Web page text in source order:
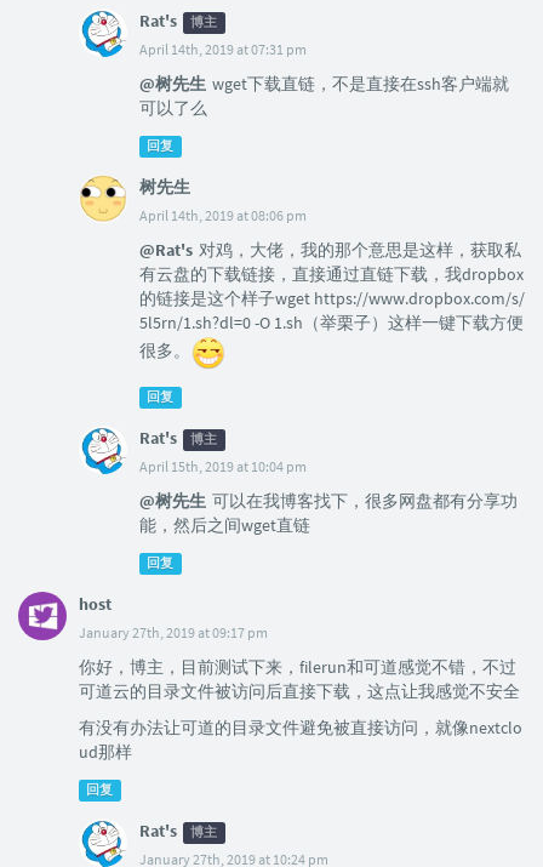
Rat's 博主
April 14th, 2019 at 07:31 pm
@树先生 wget下载直链，不是直接在ssh客户端就
可以了么
回复
树先生
April 14th, 2019 at 08:06 pm
@Rat's 对鸡，大佬，我的那个意思是这样，获取私
有云盘的下载链接，直接通过直链下载，我dropbox
的链接是这个样子wget https://www.dropbox.com/s/
5l5rn/1.sh?dl=0 -O 1.sh（举栗子）这样一键下载方便
很多。
回复
Rat's 博主
April 15th, 2019 at 10:04 pm
@树先生 可以在我博客找下，很多网盘都有分享功
能，然后之间wget直链
回复
host
January 27th, 2019 at 09:17 pm
你好，博主，目前测试下来，filerun和可道感觉不错，不过
可道云的目录文件被访问后直接下载，这点让我感觉不安全
有没有办法让可道的目录文件避免被直接访问，就像nextclo
ud那样
回复
Rat's 博主
January 27th, 2019 at 10:24 pm